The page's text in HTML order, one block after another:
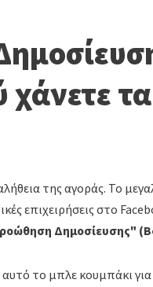
της αγοράς. Το
επιχειρήσεις στο
Δημοσίευσης"
το μπλε κουμπάκι